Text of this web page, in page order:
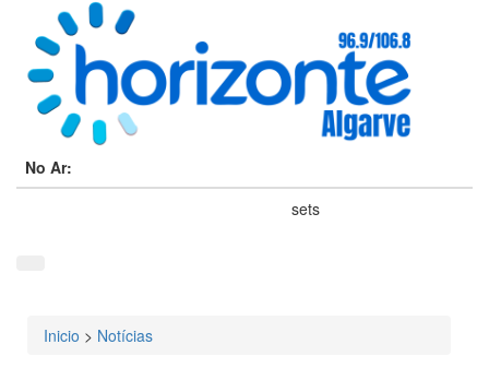
No Ar:
sets
Está aqui
Inicio > Notícias